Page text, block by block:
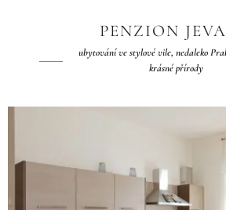
PENZION
ubytování ve stylové vile, nedaleko
krásné přírody